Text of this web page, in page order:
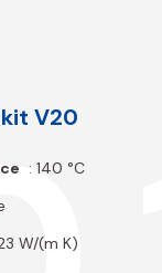
V20
: 140 °C
W/(m K)